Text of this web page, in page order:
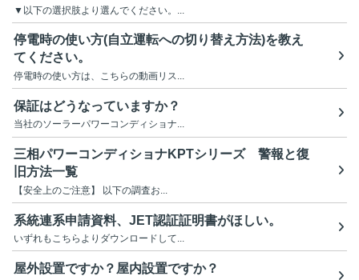
▼以下の選択肢より選んでください。...
停電時の使い方(自立運転への切り替え方法)を教え
てください。
停電時の使い方は、こちらの動画リス...
保証はどうなっていますか？
当社のソーラーパワーコンディショナ...
三相パワーコンディショナKPTシリーズ 警報と復
旧方法一覧
【安全上のご注意】 以下の調査お...
系統連系申請資料、JET認証証明書がほしい。
いずれもこちらよりダウンロードして...
屋外設置ですか？屋内設置ですか？